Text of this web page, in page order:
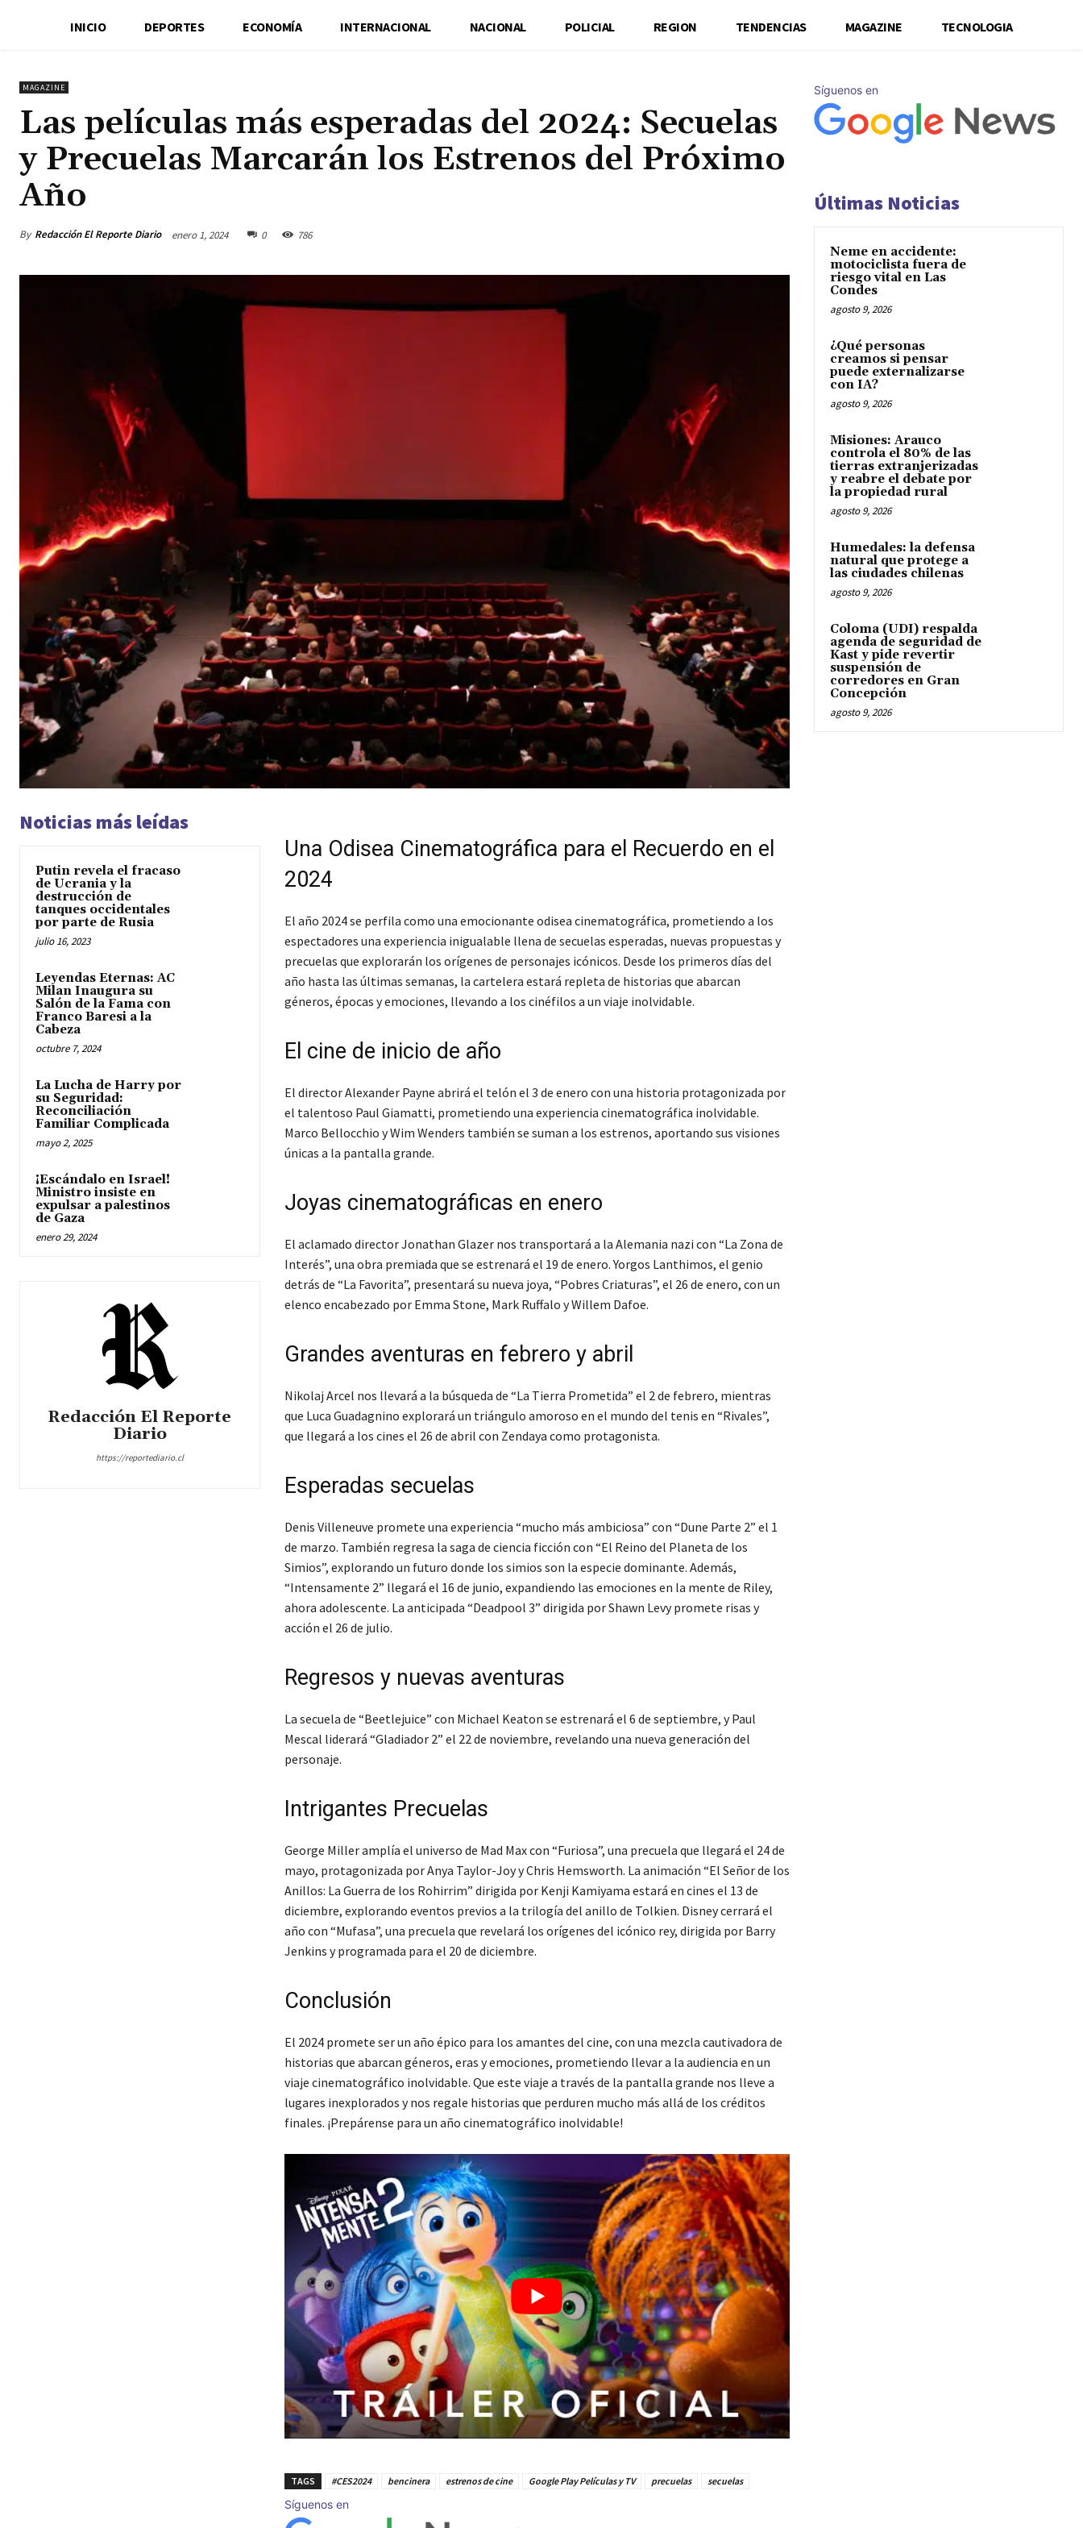
INICIO DEPORTES ECONOMÍA INTERNACIONAL NACIONAL POLICIAL REGION TENDENCIAS MAGAZINE TECNOLOGIA
MAGAZINE
Las películas más esperadas del 2024: Secuelas
y Precuelas Marcarán los Estrenos del Próximo
Año
By Redacción El Reporte Diario enero 1, 2024 0 786
Noticias más leídas
Putin revela el fracaso
de Ucrania y la
destrucción de
tanques occidentales
por parte de Rusia
julio 16, 2023
Leyendas Eternas: AC
Milan Inaugura su
Salón de la Fama con
Franco Baresi a la
Cabeza
octubre 7, 2024
La Lucha de Harry por
su Seguridad:
Reconciliación
Familiar Complicada
mayo 2, 2025
¡Escándalo en Israel!
Ministro insiste en
expulsar a palestinos
de Gaza
enero 29, 2024
Redacción El Reporte
Diario
https://reportediario.cl
Una Odisea Cinematográfica para el Recuerdo en el
2024
El año 2024 se perfila como una emocionante odisea cinematográfica, prometiendo a los
espectadores una experiencia inigualable llena de secuelas esperadas, nuevas propuestas y
precuelas que explorarán los orígenes de personajes icónicos. Desde los primeros días del
año hasta las últimas semanas, la cartelera estará repleta de historias que abarcan
géneros, épocas y emociones, llevando a los cinéfilos a un viaje inolvidable.
El cine de inicio de año
El director Alexander Payne abrirá el telón el 3 de enero con una historia protagonizada por
el talentoso Paul Giamatti, prometiendo una experiencia cinematográfica inolvidable.
Marco Bellocchio y Wim Wenders también se suman a los estrenos, aportando sus visiones
únicas a la pantalla grande.
Joyas cinematográficas en enero
El aclamado director Jonathan Glazer nos transportará a la Alemania nazi con “La Zona de
Interés”, una obra premiada que se estrenará el 19 de enero. Yorgos Lanthimos, el genio
detrás de “La Favorita”, presentará su nueva joya, “Pobres Criaturas”, el 26 de enero, con un
elenco encabezado por Emma Stone, Mark Ruffalo y Willem Dafoe.
Grandes aventuras en febrero y abril
Nikolaj Arcel nos llevará a la búsqueda de “La Tierra Prometida” el 2 de febrero, mientras
que Luca Guadagnino explorará un triángulo amoroso en el mundo del tenis en “Rivales”,
que llegará a los cines el 26 de abril con Zendaya como protagonista.
Esperadas secuelas
Denis Villeneuve promete una experiencia “mucho más ambiciosa” con “Dune Parte 2” el 1
de marzo. También regresa la saga de ciencia ficción con “El Reino del Planeta de los
Simios”, explorando un futuro donde los simios son la especie dominante. Además,
“Intensamente 2” llegará el 16 de junio, expandiendo las emociones en la mente de Riley,
ahora adolescente. La anticipada “Deadpool 3” dirigida por Shawn Levy promete risas y
acción el 26 de julio.
Regresos y nuevas aventuras
La secuela de “Beetlejuice” con Michael Keaton se estrenará el 6 de septiembre, y Paul
Mescal liderará “Gladiador 2” el 22 de noviembre, revelando una nueva generación del
personaje.
Intrigantes Precuelas
George Miller amplía el universo de Mad Max con “Furiosa”, una precuela que llegará el 24 de
mayo, protagonizada por Anya Taylor-Joy y Chris Hemsworth. La animación “El Señor de los
Anillos: La Guerra de los Rohirrim” dirigida por Kenji Kamiyama estará en cines el 13 de
diciembre, explorando eventos previos a la trilogía del anillo de Tolkien. Disney cerrará el
año con “Mufasa”, una precuela que revelará los orígenes del icónico rey, dirigida por Barry
Jenkins y programada para el 20 de diciembre.
Conclusión
El 2024 promete ser un año épico para los amantes del cine, con una mezcla cautivadora de
historias que abarcan géneros, eras y emociones, prometiendo llevar a la audiencia en un
viaje cinematográfico inolvidable. Que este viaje a través de la pantalla grande nos lleve a
lugares inexplorados y nos regale historias que perduren mucho más allá de los créditos
finales. ¡Prepárense para un año cinematográfico inolvidable!
TAGS #CES2024 bencinera estrenos de cine Google Play Películas y TV precuelas secuelas
Síguenos en
Síguenos en
Últimas Noticias
Neme en accidente:
motociclista fuera de
riesgo vital en Las
Condes
agosto 9, 2026
¿Qué personas
creamos si pensar
puede externalizarse
con IA?
agosto 9, 2026
Misiones: Arauco
controla el 80% de las
tierras extranjerizadas
y reabre el debate por
la propiedad rural
agosto 9, 2026
Humedales: la defensa
natural que protege a
las ciudades chilenas
agosto 9, 2026
Coloma (UDI) respalda
agenda de seguridad de
Kast y pide revertir
suspensión de
corredores en Gran
Concepción
agosto 9, 2026